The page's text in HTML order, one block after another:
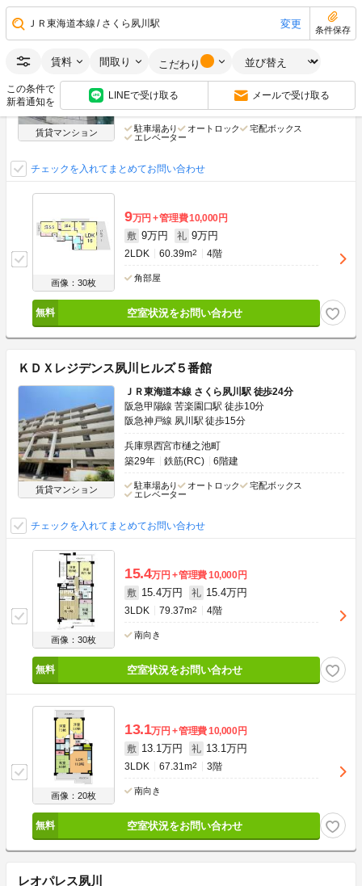
ＪＲ東海道本線 さくら夙川駅 変更
条件保存
賃料 間取り こだわり
この条件で
新着通知を
LINEで受け取る メールで受け取る
フォルム北夙川
賃貸マンション
阪急神戸線 夙川駅 徒歩21分
兵庫県西宮市老松町
5階建
駐車場あり オートロック
宅配ボックス
エレベーター
チェックを入れてまとめてお問い合わせ
画像：30枚
9万円 管理費10,000円
敷 9万円 礼 9万円
2LDK 60.39m2 4階
角部屋
空室状況をお問い合わせ
ＫＤＸレジデンス夙川ヒルズ５番館
賃貸マンション
ＪＲ東海道本線 さくら夙川駅 徒歩24分
阪急甲陽線 苦楽園口駅 徒歩10分
阪急神戸線 夙川駅 徒歩15分
兵庫県西宮市樋之池町
築29年
鉄筋(RC) 6階建
駐車場あり オートロック
宅配ボックス
エレベーター
チェックを入れてまとめてお問い合わせ
画像：30枚
15.4万円 管理費10,000円
敷 15.4万円 礼 15.4万円
3LDK 79.37m2 4階
南向き
空室状況をお問い合わせ
画像：20枚
13.1万円 管理費10,000円
敷 13.1万円 礼 13.1万円
3LDK 67.31m2 3階
南向き
空室状況をお問い合わせ
レオパレス夙川